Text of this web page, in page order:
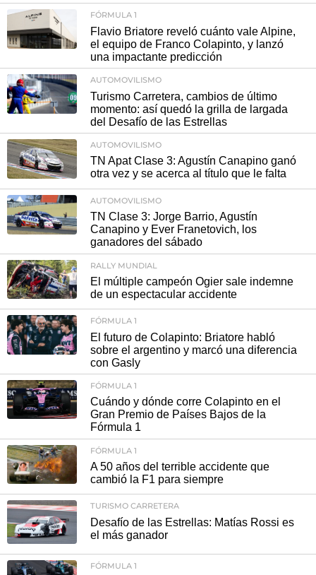
FÓRMULA 1
Flavio Briatore reveló cuánto vale Alpine,
el equipo de Franco Colapinto, y lanzó
una impactante predicción
AUTOMOVILISMO
Turismo Carretera, cambios de último
momento: así quedó la grilla de largada
del Desafío de las Estrellas
AUTOMOVILISMO
TN Apat Clase 3: Agustín Canapino ganó
otra vez y se acerca al título que le falta
AUTOMOVILISMO
TN Clase 3: Jorge Barrio, Agustín
Canapino y Ever Franetovich, los
ganadores del sábado
RALLY MUNDIAL
El múltiple campeón Ogier sale indemne
de un espectacular accidente
FÓRMULA 1
El futuro de Colapinto: Briatore habló
sobre el argentino y marcó una diferencia
con Gasly
FÓRMULA 1
Cuándo y dónde corre Colapinto en el
Gran Premio de Países Bajos de la
Fórmula 1
FÓRMULA 1
A 50 años del terrible accidente que
cambió la F1 para siempre
TURISMO CARRETERA
Desafío de las Estrellas: Matías Rossi es
el más ganador
FÓRMULA 1